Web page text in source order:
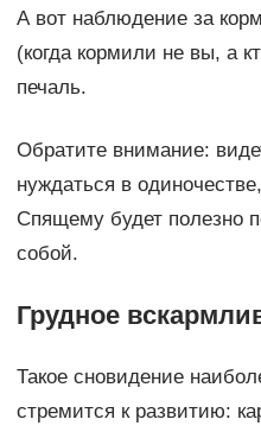
А вот наблюдение за
(когда кормили не вы, а
печаль.
Обратите внимание:
нуждаться в
Спящему будет полезно
собой.
Грудное
Такое сновидение
стремится к развитию: